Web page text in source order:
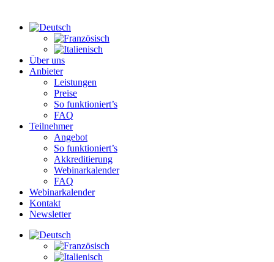
Über uns
Anbieter
Leistungen
Preise
So funktioniert’s
FAQ
Teilnehmer
Angebot
So funktioniert’s
Akkreditierung
Webinarkalender
FAQ
Webinarkalender
Kontakt
Newsletter